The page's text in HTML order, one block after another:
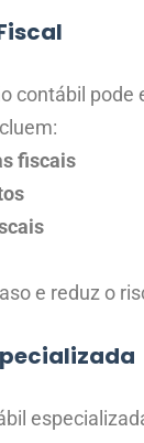
contábil
fiscais
e reduz o